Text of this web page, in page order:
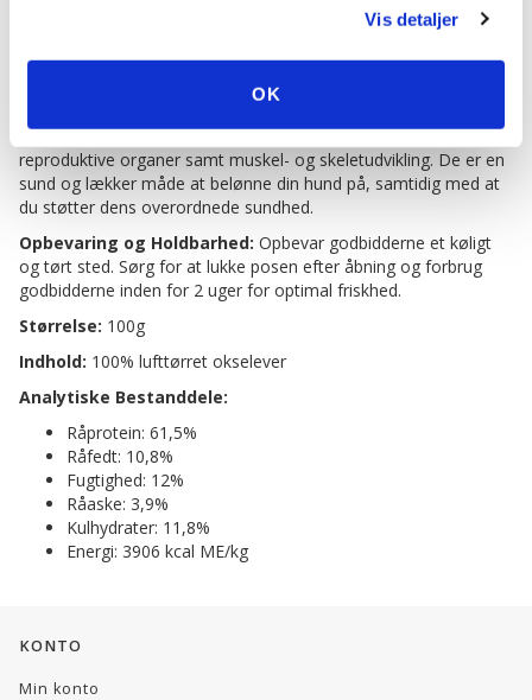
Vis detaljer
OK
temperaturer for at bevare deres høje næringsværdi og
understøtte din hunds fordøjelsessystem, immunsystem,
reproduktive organer samt muskel- og skeletudvikling. De er en
sund og lækker måde at belønne din hund på, samtidig med at
du støtter dens overordnede sundhed.
Opbevaring og Holdbarhed: Opbevar godbidderne et køligt
og tørt sted. Sørg for at lukke posen efter åbning og forbrug
godbidderne inden for 2 uger for optimal friskhed.
Størrelse: 100g
Indhold: 100% lufttørret okselever
Analytiske Bestanddele:
Råprotein: 61,5%
Råfedt: 10,8%
Fugtighed: 12%
Råaske: 3,9%
Kulhydrater: 11,8%
Energi: 3906 kcal ME/kg
KONTO
Min konto